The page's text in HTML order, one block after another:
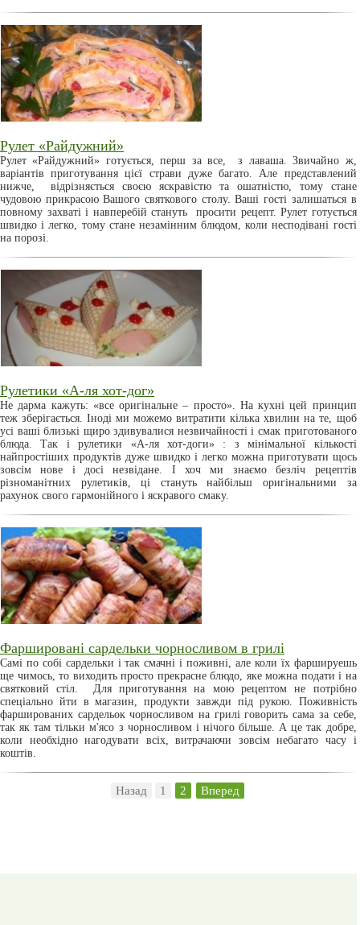
Рулет «Райдужний»
Рулет «Райдужний» готується, перш за все, з лаваша. Звичайно ж,
варіантів приготування цієї страви дуже багато. Але представлений
нижче, відрізняється своєю яскравістю та ошатністю, тому стане
чудовою прикрасою Вашого святкового столу. Ваші гості залишаться в
повному захваті і навперебій стануть просити рецепт. Рулет готується
швидко і легко, тому стане незамінним блюдом, коли несподівані гості
на порозі.
Рулетики «А-ля хот-дог»
Не дарма кажуть: «все оригінальне – просто». На кухні цей принцип
теж зберігається. Іноді ми можемо витратити кілька хвилин на те, щоб
усі ваші близькі щиро здивувалися незвичайності і смак приготованого
блюда. Так і рулетики «А-ля хот-доги» : з мінімальної кількості
найпростіших продуктів дуже швидко і легко можна приготувати щось
зовсім нове і досі незвідане. І хоч ми знаємо безліч рецептів
різноманітних рулетиків, ці стануть найбільш оригінальними за
рахунок свого гармонійного і яскравого смаку.
Фаршировані сардельки чорносливом в грилі
Самі по собі сардельки і так смачні і поживні, але коли їх фаршируешь
ще чимось, то виходить просто прекрасне блюдо, яке можна подати і на
святковий стіл. Для приготування на мою рецептом не потрібно
спеціально йти в магазин, продукти завжди під рукою. Поживність
фаршированих сардельок чорносливом на грилі говорить сама за себе,
так як там тільки м'ясо з чорносливом і нічого більше. А це так добре,
коли необхідно нагодувати всіх, витрачаючи зовсім небагато часу і
коштів.
Назад 1 2 Вперед